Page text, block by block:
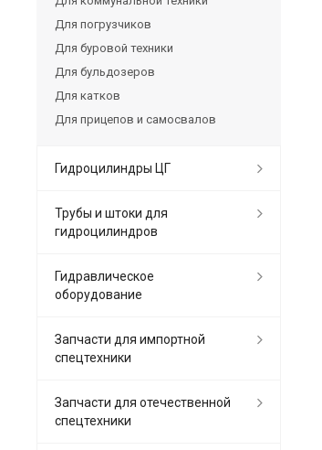
Для погрузчиков
Для буровой техники
Для бульдозеров
Для катков
Для прицепов и самосвалов
Гидроцилиндры ЦГ
Трубы и штоки для
гидроцилиндров
Гидравлическое
оборудование
Запчасти для импортной
спецтехники
Запчасти для отечественной
спецтехники